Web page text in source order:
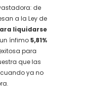
de
a la Ley de
liquidarse
ínfimo 5,81%
para
que las
ya no